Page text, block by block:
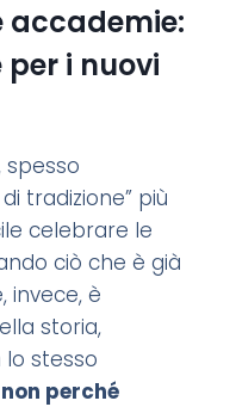
accademie:
i nuovi
spesso
tradizione” più
celebrare le
ciò che è già
invece, è
storia,
stesso
non perché